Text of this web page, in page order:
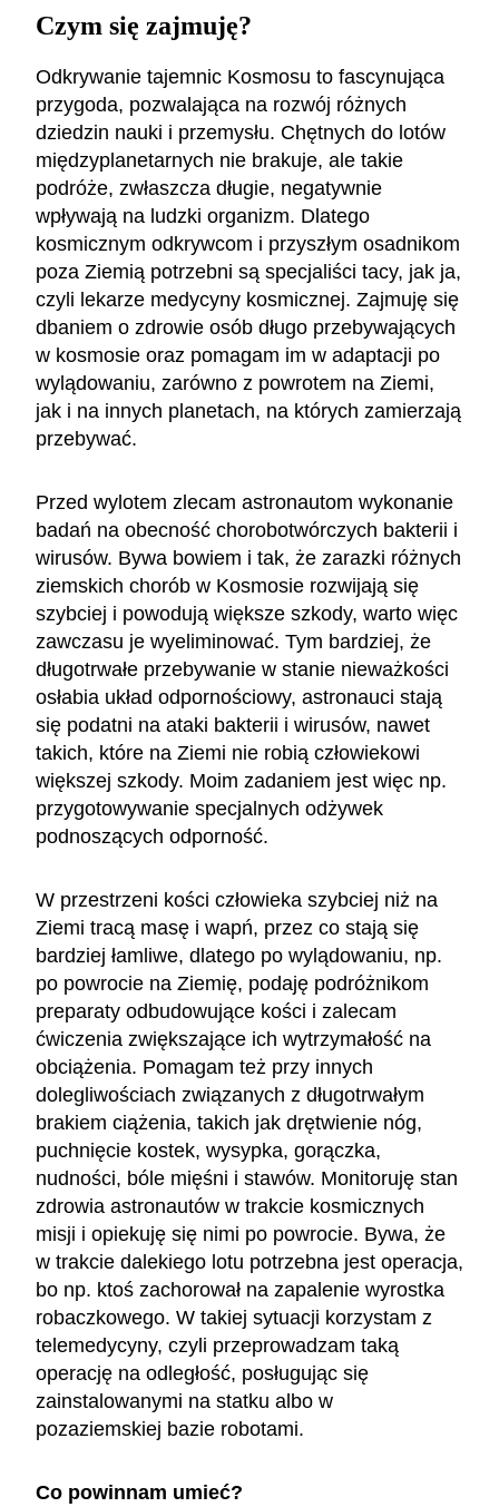
Czym się zajmuję?
Odkrywanie tajemnic Kosmosu to fascynująca
przygoda, pozwalająca na rozwój różnych
dziedzin nauki i przemysłu. Chętnych do lotów
międzyplanetarnych nie brakuje, ale takie
podróże, zwłaszcza długie, negatywnie
wpływają na ludzki organizm. Dlatego
kosmicznym odkrywcom i przyszłym osadnikom
poza Ziemią potrzebni są specjaliści tacy, jak ja,
czyli lekarze medycyny kosmicznej. Zajmuję się
dbaniem o zdrowie osób długo przebywających
w kosmosie oraz pomagam im w adaptacji po
wylądowaniu, zarówno z powrotem na Ziemi,
jak i na innych planetach, na których zamierzają
przebywać.
Przed wylotem zlecam astronautom wykonanie
badań na obecność chorobotwórczych bakterii i
wirusów. Bywa bowiem i tak, że zarazki różnych
ziemskich chorób w Kosmosie rozwijają się
szybciej i powodują większe szkody, warto więc
zawczasu je wyeliminować. Tym bardziej, że
długotrwałe przebywanie w stanie nieważkości
osłabia układ odpornościowy, astronauci stają
się podatni na ataki bakterii i wirusów, nawet
takich, które na Ziemi nie robią człowiekowi
większej szkody. Moim zadaniem jest więc np.
przygotowywanie specjalnych odżywek
podnoszących odporność.
W przestrzeni kości człowieka szybciej niż na
Ziemi tracą masę i wapń, przez co stają się
bardziej łamliwe, dlatego po wylądowaniu, np.
po powrocie na Ziemię, podaję podróżnikom
preparaty odbudowujące kości i zalecam
ćwiczenia zwiększające ich wytrzymałość na
obciążenia. Pomagam też przy innych
dolegliwościach związanych z długotrwałym
brakiem ciążenia, takich jak drętwienie nóg,
puchnięcie kostek, wysypka, gorączka,
nudności, bóle mięśni i stawów. Monitoruję stan
zdrowia astronautów w trakcie kosmicznych
misji i opiekuję się nimi po powrocie. Bywa, że
w trakcie dalekiego lotu potrzebna jest operacja,
bo np. ktoś zachorował na zapalenie wyrostka
robaczkowego. W takiej sytuacji korzystam z
telemedycyny, czyli przeprowadzam taką
operację na odległość, posługując się
zainstalowanymi na statku albo w
pozaziemskiej bazie robotami.
Co powinnam umieć?